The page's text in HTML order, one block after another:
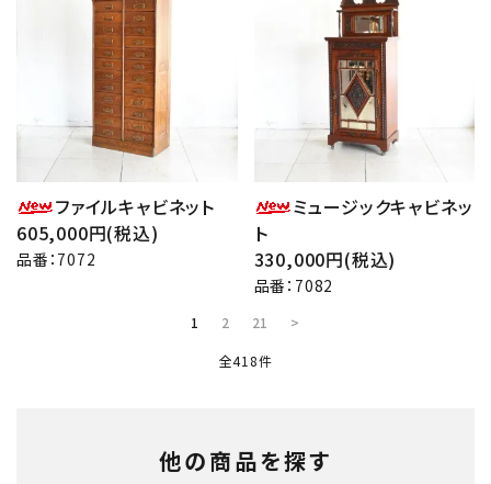
ファイルキャビネット
605,000円(税込)
品番：7072
ミュージックキャビネッ
ト
330,000円(税込)
品番：7082
1 2 21 >
全418件
他の商品を探す